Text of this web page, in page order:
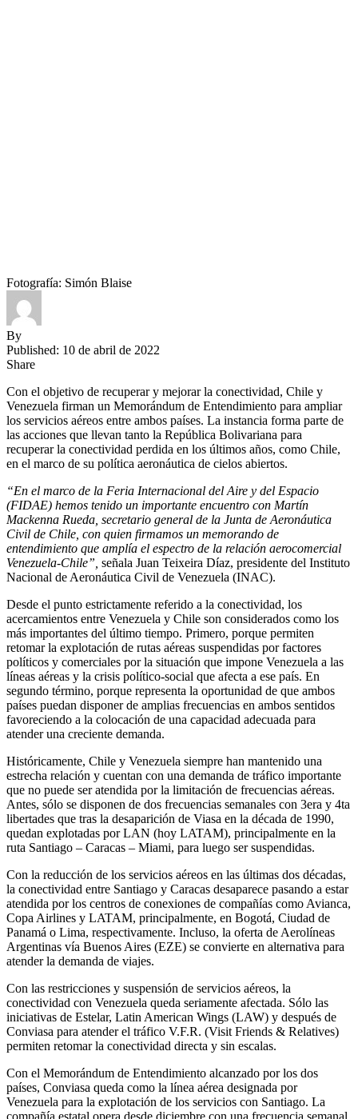
Fotografía: Simón Blaise
By
Published: 10 de abril de 2022
Share
Con el objetivo de recuperar y mejorar la conectividad, Chile y
Venezuela firman un Memorándum de Entendimiento para ampliar
los servicios aéreos entre ambos países. La instancia forma parte de
las acciones que llevan tanto la República Bolivariana para
recuperar la conectividad perdida en los últimos años, como Chile,
en el marco de su política aeronáutica de cielos abiertos.
“En el marco de la Feria Internacional del Aire y del Espacio
(FIDAE) hemos tenido un importante encuentro con Martín
Mackenna Rueda, secretario general de la Junta de Aeronáutica
Civil de Chile, con quien firmamos un memorando de
entendimiento que amplía el espectro de la relación aerocomercial
Venezuela-Chile”, señala Juan Teixeira Díaz, presidente del Instituto
Nacional de Aeronáutica Civil de Venezuela (INAC).
Desde el punto estrictamente referido a la conectividad, los
acercamientos entre Venezuela y Chile son considerados como los
más importantes del último tiempo. Primero, porque permiten
retomar la explotación de rutas aéreas suspendidas por factores
políticos y comerciales por la situación que impone Venezuela a las
líneas aéreas y la crisis político-social que afecta a ese país. En
segundo término, porque representa la oportunidad de que ambos
países puedan disponer de amplias frecuencias en ambos sentidos
favoreciendo a la colocación de una capacidad adecuada para
atender una creciente demanda.
Históricamente, Chile y Venezuela siempre han mantenido una
estrecha relación y cuentan con una demanda de tráfico importante
que no puede ser atendida por la limitación de frecuencias aéreas.
Antes, sólo se disponen de dos frecuencias semanales con 3era y 4ta
libertades que tras la desaparición de Viasa en la década de 1990,
quedan explotadas por LAN (hoy LATAM), principalmente en la
ruta Santiago – Caracas – Miami, para luego ser suspendidas.
Con la reducción de los servicios aéreos en las últimas dos décadas,
la conectividad entre Santiago y Caracas desaparece pasando a estar
atendida por los centros de conexiones de compañías como Avianca,
Copa Airlines y LATAM, principalmente, en Bogotá, Ciudad de
Panamá o Lima, respectivamente. Incluso, la oferta de Aerolíneas
Argentinas vía Buenos Aires (EZE) se convierte en alternativa para
atender la demanda de viajes.
Con las restricciones y suspensión de servicios aéreos, la
conectividad con Venezuela queda seriamente afectada. Sólo las
iniciativas de Estelar, Latin American Wings (LAW) y después de
Conviasa para atender el tráfico V.F.R. (Visit Friends & Relatives)
permiten retomar la conectividad directa y sin escalas.
Con el Memorándum de Entendimiento alcanzado por los dos
países, Conviasa queda como la línea aérea designada por
Venezuela para la explotación de los servicios con Santiago. La
compañía estatal opera desde diciembre con una frecuencia semanal